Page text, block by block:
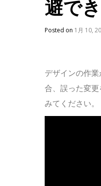
避で
Posted on 1月 10,
デザインの作
合、誤った変
みてください。